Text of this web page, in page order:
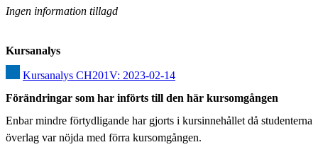
Ingen information tillagd
Kursanalys
Kursanalys CH201V: 2023-02-14
Förändringar som har införts till den här kursomgången
Enbar mindre förtydligande har gjorts i kursinnehållet då studenterna
överlag var nöjda med förra kursomgången.